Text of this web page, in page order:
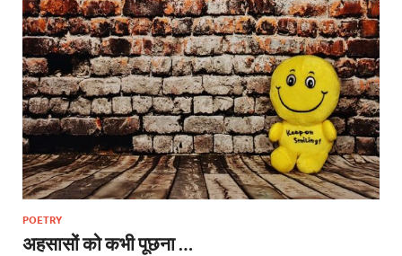
POETRY
अहसासों को कभी पूछना …